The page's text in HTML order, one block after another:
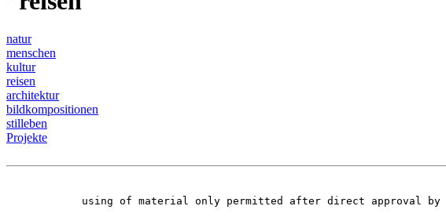
natur
menschen
kultur
reisen
architektur
bildkompositionen
stilleben
Projekte
using of material only permitted after direct approval by